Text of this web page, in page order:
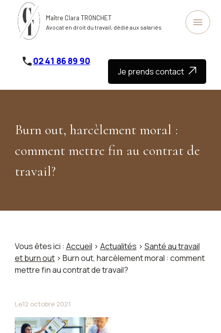
Maître Clara TRONCHET
Avocat en droit du travail, dédié aux salariés menu
phone02 41 86 89 90
Je prends contact
Burn out, harcèlement moral :
comment mettre fin au contrat de
travail?
Vous êtes ici : Accueil > Actualités > Santé au travail
et burn out> Burn out, harcèlement moral : comment
mettre fin au contrat de travail?
Le12 octobre 2021
Panneau de gestion des cookies